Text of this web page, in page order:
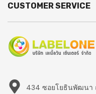
CUSTOMER SERVICE
434 ซอยโยธินพัฒนา